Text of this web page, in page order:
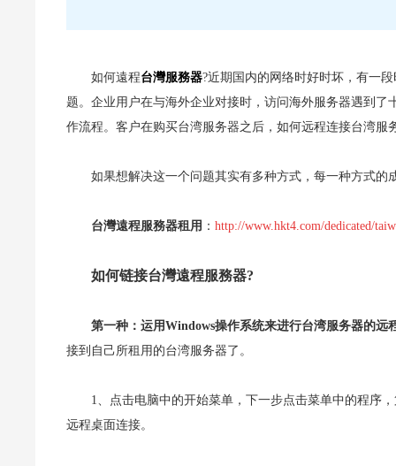
如何遠程台灣服務器?近期国内的网络时好时坏，有一
题。企业用户在与海外企业对接时，访问海外服务器遇到
作流程。客户在购买台湾服务器之后，如何远程连接台湾服
如果想解决这一个问题其实有多种方式，每一种方式的
台灣遠程服務器租用 ： http://www.hkt4.com/dedicated/
如何链接台灣遠程服務器?
第一种：运用Windows操作系统来进行台湾服务器的远
接到自己所租用的台湾服务器了。
1、点击电脑中的开始菜单，下一步点击菜单中的程序
远程桌面连接。